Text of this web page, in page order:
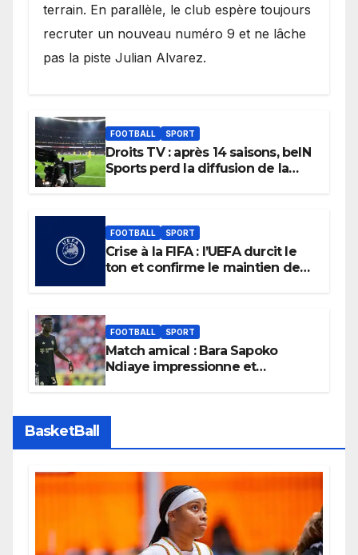
terrain. En parallèle, le club espère toujours
recruter un nouveau numéro 9 et ne lâche
pas la piste Julian Alvarez.
FOOTBALL SPORT
Droits TV : après 14 saisons, beIN
Sports perd la diffusion de la
FOOTBALL SPORT
Crise à la FIFA : l’UEFA durcit le
ton et confirme le maintien de
FOOTBALL SPORT
Match amical : Bara Sapoko
Ndiaye impressionne et
BasketBall